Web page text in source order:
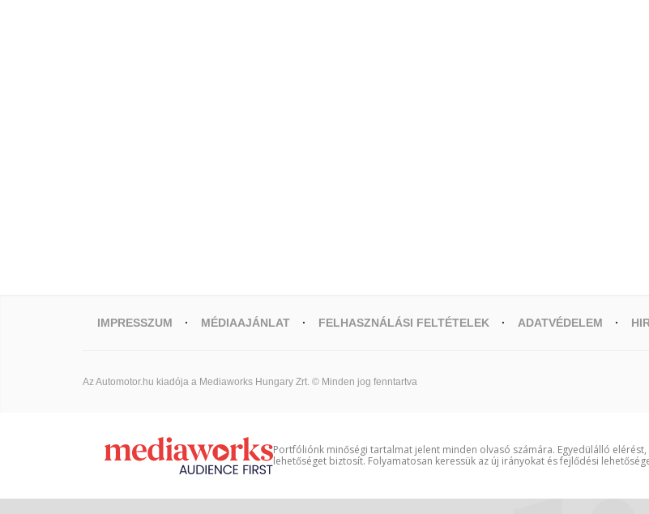
IMPRESSZUM MÉDIAAJÁNLAT FELHASZNÁLÁSI FELTÉTELEK ADATVÉDELEM
Az Automotor.hu kiadója a Mediaworks Hungary Zrt. © Minden jog fenntartva
Portfóliónk minőségi tartalmat jelent minden olvasó számára. Egyedülálló
lehetőséget biztosít. Folyamatosan keressük az új irányokat és fejlődési